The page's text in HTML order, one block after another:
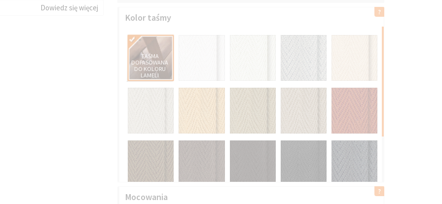
Dowiedz się więcej
Kolor taśmy
TAŚMA
DOPASOWANA
DO KOLORU
LAMELI
Mocowania